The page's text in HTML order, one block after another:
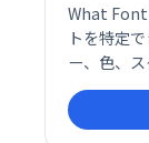
What Font
トを特定
ー、色、
表示しま
に役立ちま